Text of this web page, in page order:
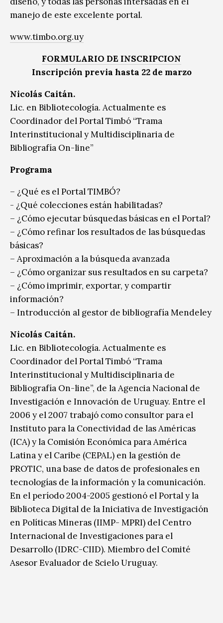
manejo de este excelente portal.
www.timbo.org.uy
FORMULARIO DE INSCRIPCION
Inscripción previa hasta 22 de marzo
Nicolás Caitán.
Lic. en Bibliotecología. Actualmente es
Coordinador del Portal Timbó “Trama
Interinstitucional y Multidisciplinaria de
Bibliografía On-line”
Programa
– ¿Qué es el Portal TIMBÓ?
​- ¿Qué colecciones están habilitadas?
– ¿Cómo ejecutar búsquedas básicas en el Portal?
– ¿Cómo refinar los resultados de las búsquedas
básicas?
– Aproximación a la búsqueda avanzada
– ¿Cómo organizar sus resultados en su carpeta?
– ¿Cómo imprimir, exportar, y compartir
información?
– Introducción al gestor de bibliografía Mendeley
Nicolás Caitán.
Lic. en Bibliotecología. Actualmente es
Coordinador del Portal Timbó “Trama
Interinstitucional y Multidisciplinaria de
Bibliografía On-line”, de la Agencia Nacional de
Investigación e Innovación de Uruguay. Entre el
2006 y el 2007 trabajó como consultor para el
Instituto para la Conectividad de las Américas
(ICA) y la Comisión Económica para América
Latina y el Caribe (CEPAL) en la gestión de
PROTIC, una base de datos de profesionales en
tecnologías de la información y la comunicación.
En el período 2004-2005 gestionó el Portal y la
Biblioteca Digital de la Iniciativa de Investigación
en Políticas Mineras (IIMP- MPRI) del Centro
Internacional de Investigaciones para el
Desarrollo (IDRC-CIID). Miembro del Comité
Asesor Evaluador de Scielo Uruguay.